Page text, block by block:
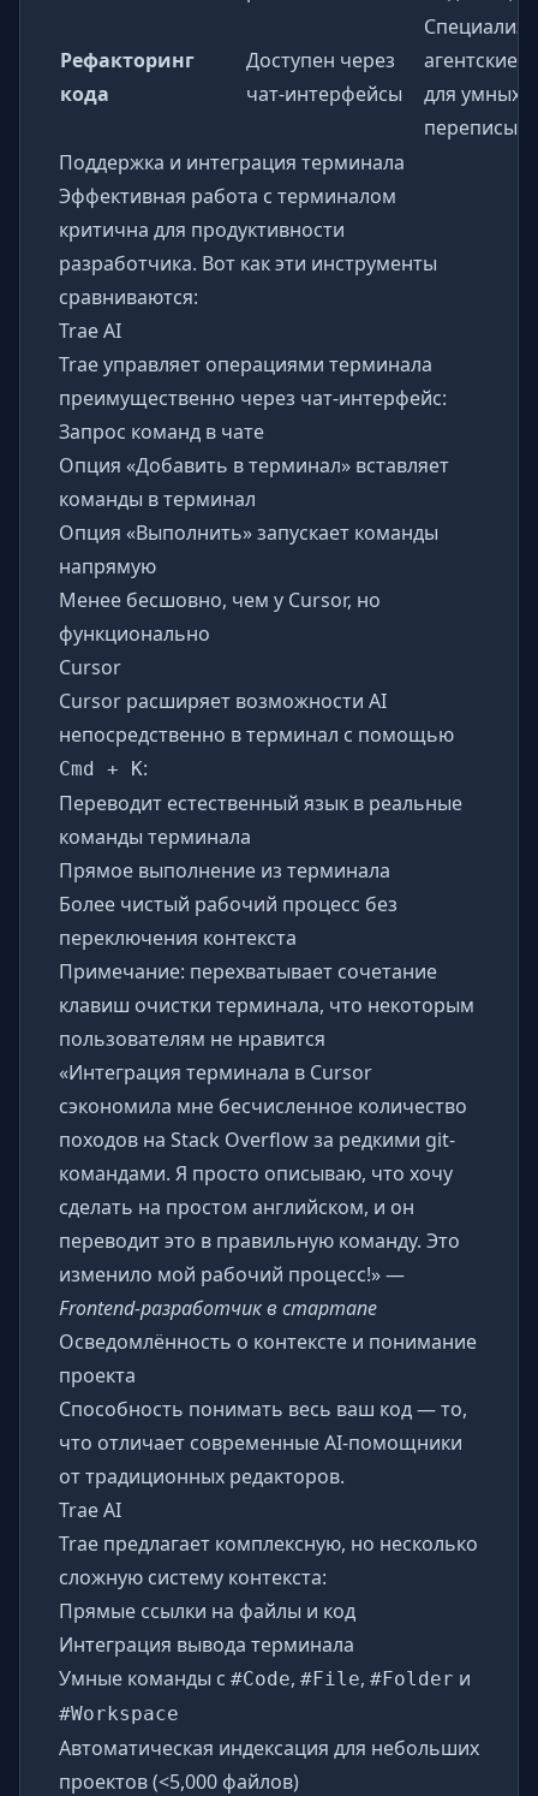
Рефакторинг
кода
Доступен через
чат-интерфейсы
агентские
для умных
Поддержка и интеграция терминала
Эффективная работа с терминалом
критична для продуктивности
разработчика. Вот как эти инструменты
сравниваются:
Trae AI
Trae управляет операциями терминала
преимущественно через чат-интерфейс:
Запрос команд в чате
Опция «Добавить в терминал» вставляет
команды в терминал
Опция «Выполнить» запускает команды
напрямую
Менее бесшовно, чем у Cursor, но
функционально
Cursor
Cursor расширяет возможности AI
непосредственно в терминал с помощью
Cmd + K:
Переводит естественный язык в реальные
команды терминала
Прямое выполнение из терминала
Более чистый рабочий процесс без
переключения контекста
Примечание: перехватывает сочетание
клавиш очистки терминала, что некоторым
пользователям не нравится
«Интеграция терминала в Cursor
сэкономила мне бесчисленное количество
походов на Stack Overflow за редкими git-
командами. Я просто описываю, что хочу
сделать на простом английском, и он
переводит это в правильную команду. Это
изменило мой рабочий процесс!» —
Frontend-разработчик в стартапе
Осведомлённость о контексте и понимание
проекта
Способность понимать весь ваш код — то,
что отличает современные AI-помощники
от традиционных редакторов.
Trae AI
Trae предлагает комплексную, но несколько
сложную систему контекста:
Прямые ссылки на файлы и код
Интеграция вывода терминала
Умные команды с #Code, #File, #Folder и
#Workspace
Автоматическая индексация для небольших
проектов (<5,000 файлов)